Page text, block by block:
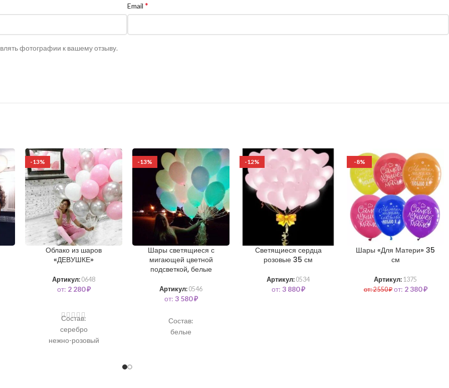
Email *
фотографии к вашему отзыву.
-13%
Облако из шаров
«ДЕВУШКЕ»
Артикул: 0648
от: 2 280₽
Состав:
серебро
нежно-розовый
-13%
Шары светящиеся с
мигающей цветной
подсветкой, белые
Артикул: 0546
от: 3 580₽
Состав:
белые
-12%
Светящиеся сердца
розовые 35 см
Артикул: 0534
от: 3 880₽
-8%
Шары «Для Матери» 35
см
Артикул: 1375
от:2 550₽ от: 2 380₽